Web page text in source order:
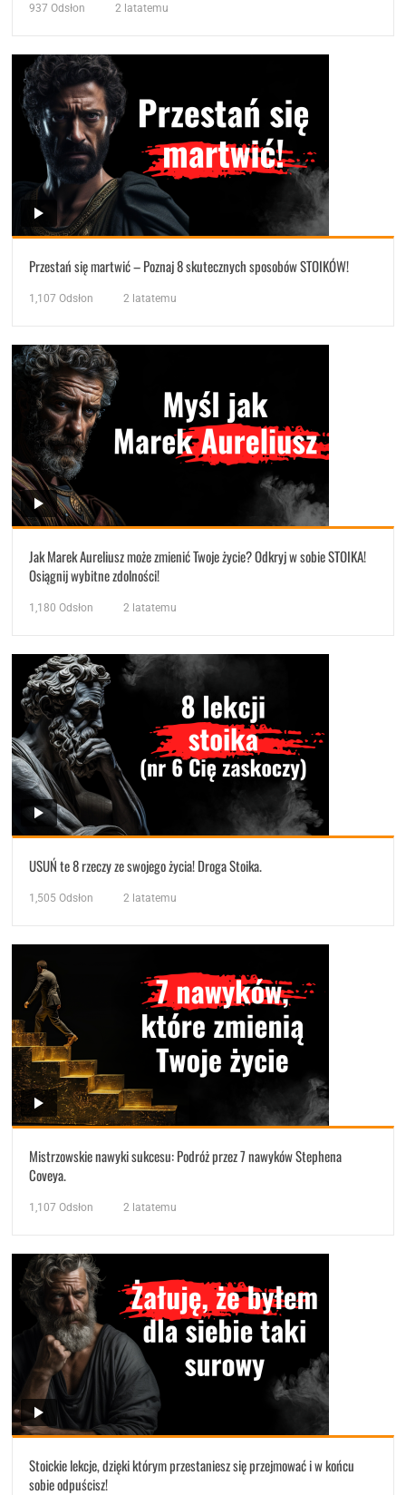
937 Odsłon 2 latatemu
Przestań się martwić – Poznaj 8 skutecznych sposobów STOIKÓW!
1,107 Odsłon 2 latatemu
Jak Marek Aureliusz może zmienić Twoje życie? Odkryj w sobie STOIKA!
Osiągnij wybitne zdolności!
1,180 Odsłon 2 latatemu
USUŃ te 8 rzeczy ze swojego życia! Droga Stoika.
1,505 Odsłon 2 latatemu
Mistrzowskie nawyki sukcesu: Podróż przez 7 nawyków Stephena
Coveya.
1,107 Odsłon 2 latatemu
Stoickie lekcje, dzięki którym przestaniesz się przejmować i w końcu
sobie odpuścisz!